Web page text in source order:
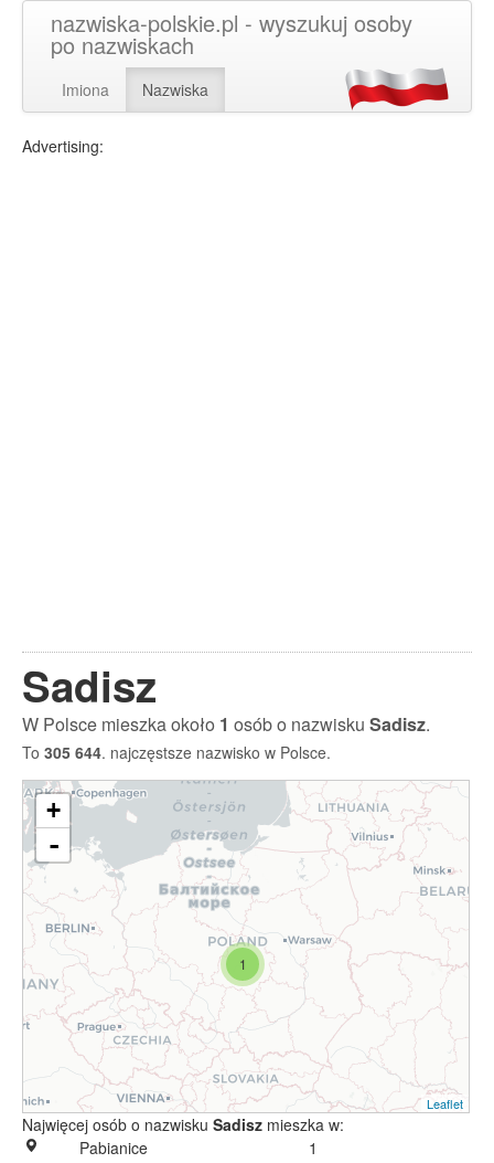
nazwiska-polskie.pl - wyszukuj osoby
po nazwiskach
Imiona Nazwiska
Advertising:
Sadisz
W Polsce mieszka około 1 osób o nazwisku Sadisz.
To 305 644. najczęstsze nazwisko w Polsce.
1
+
-
Leaflet
Najwięcej osób o nazwisku Sadisz mieszka w:
Pabianice
1